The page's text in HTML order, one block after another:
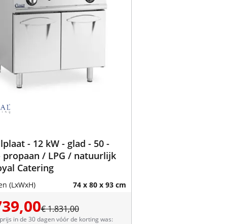
- 12 kW - glad - 50 -
propaan / LPG / natuurlijk
Catering
(LxWxH) 74 x 80 x 93 cm
€ 1.831,00
in de 30 dagen vóór de korting was: